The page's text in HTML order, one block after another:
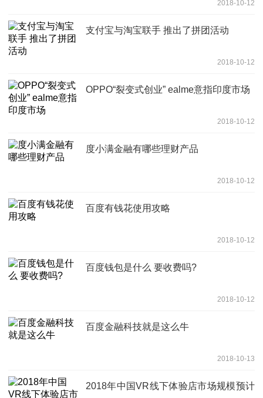
2018-10-12
支付宝与淘宝联手 推出了拼团活动
2018-10-12
OPPO“裂变式创业” ealme意指印度市场
2018-10-12
度小满金融有哪些理财产品
2018-10-12
百度有钱花使用攻略
2018-10-12
百度钱包是什么 要收费吗?
2018-10-12
百度金融科技就是这么牛
2018-10-13
2018年中国VR线下体验店市场规模预计